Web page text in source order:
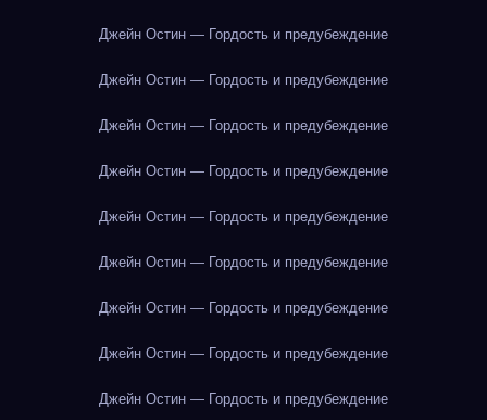
Джейн Остин — Гордость и предубеждение
Джейн Остин — Гордость и предубеждение
Джейн Остин — Гордость и предубеждение
Джейн Остин — Гордость и предубеждение
Джейн Остин — Гордость и предубеждение
Джейн Остин — Гордость и предубеждение
Джейн Остин — Гордость и предубеждение
Джейн Остин — Гордость и предубеждение
Джейн Остин — Гордость и предубеждение